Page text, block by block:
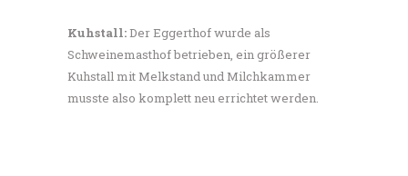
Kuhstall:Der Eggerthof wurde als
Schweinemasthof betrieben, ein größerer
Kuhstall mit Melkstand und Milchkammer
musste also komplett neu errichtet werden.